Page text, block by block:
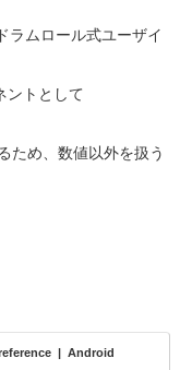
ラムロール式ユーザイ
ントとして
ため、数値以外を扱う
| Android